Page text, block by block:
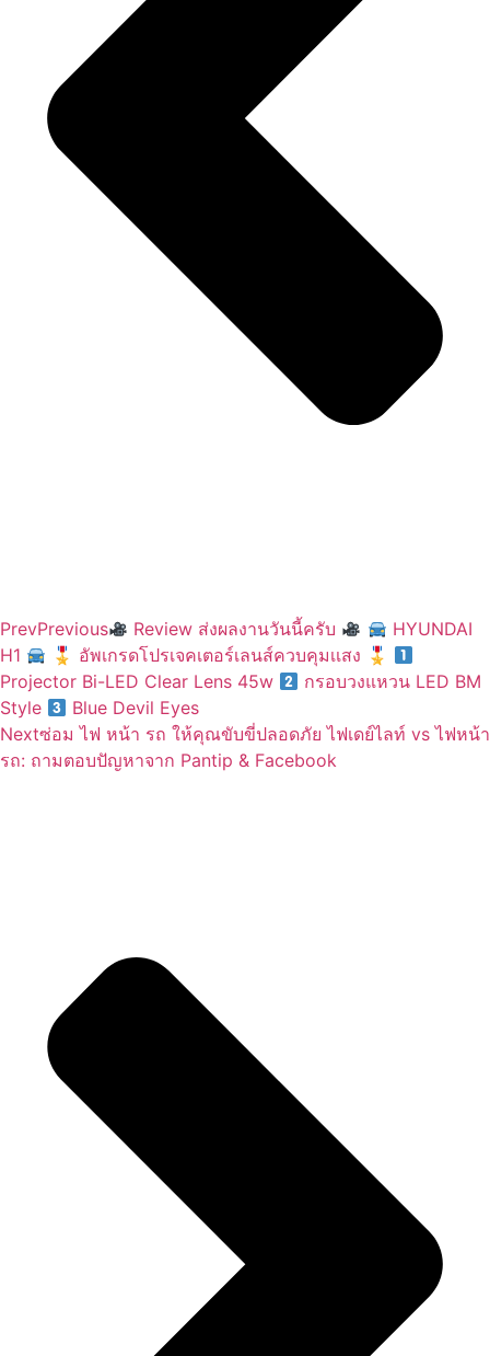
PrevPrevious Review ส่งผลงานวันนี้ครับ
HYUNDAI
H1
🎖 อัพเกรดโปรเจคเตอร์เลนส์ควบคุมเเสง 🎖
Projector Bi-LED Clear Lens 45w
กรอบวงแหวน LED BM
Style
Blue Devil Eyes
Nextซ่อม ไฟ หน้า รถ ให้คุณขับขี่ปลอดภัย ไฟเดย์ไลท์ vs ไฟหน้า
รถ: ถามตอบปัญหาจาก Pantip & Facebook